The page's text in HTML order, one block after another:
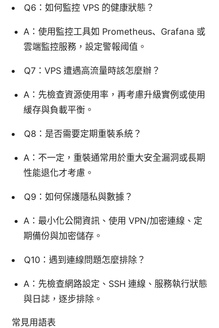
Q6：如何監控 VPS 的健康狀態？
A：使用監控工具如 Prometheus、Grafana 或
雲端監控服務，設定警報阈值。
Q7：VPS 遭遇高流量時該怎麼辦？
A：先檢查資源使用率，再考慮升級實例或使用
緩存與負載平衡。
Q8：是否需要定期重裝系統？
A：不一定，重裝通常用於重大安全漏洞或長期
性能退化才考慮。
Q9：如何保護隱私與數據？
A：最小化公開資訊、使用 VPN/加密連線、定
期備份與加密儲存。
Q10：遇到連線問題怎麼排除？
A：先檢查網路設定、SSH 連線、服務執行狀態
與日誌，逐步排除。
常見用語表